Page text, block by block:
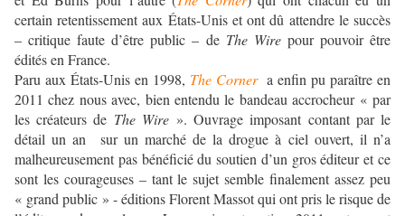
certain retentissement aux États-Unis et ont dû attendre le succès
– critique faute d’être public – de The Wirepour pouvoir être
édités en France.
Paru aux États-Unis en 1998, The Corner a enfin pu paraître en
2011 chez nous avec, bien entendu le bandeau accrocheur « par
les créateurs de The Wire». Ouvrage imposant contant par le
détail un an sur un marché de la drogue à ciel ouvert, il n’a
malheureusement pas bénéficié du soutien d’un gros éditeur et ce
sont les courageuses – tant le sujet semble finalement assez peu
« grand public » - éditions Florent Massot qui ont pris le risque de